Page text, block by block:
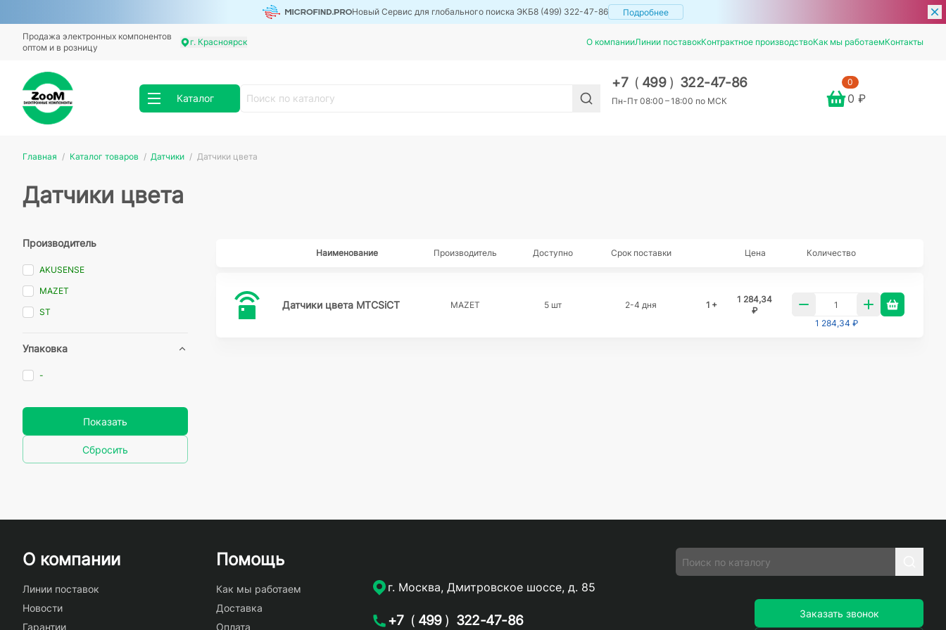
Новый Сервис для глобального поиска ЭКБ8 (499) 322-47-86 Подробнее
Продажа электронных компонентов
оптом и в розницу
г. Красноярск О компанииЛинии поставокКонтрактное производствоКак мы работаемКонтакты
Каталог
+7 ( 499 ) 322-47-86
Пн-Пт 08:00 – 18:00 по МСК
0
0 ₽
Главная Каталог товаров Датчики Датчики цвета
Датчики цвета
Производитель
AKUSENSE
MAZET
ST
Упаковка
-
Показать
Сбросить
Наименование Производитель Доступно Срок поставки Цена Количество
Датчики цвета MTCSiCT MAZET 5 шт 2-4 дня 1 +
1 284,34
₽
1 284,34 ₽
О компании
Линии поставок
Новости
Гарантии
Помощь
Как мы работаем
Доставка
Оплата
г. Москва, Дмитровское шоссе, д. 85
+7 ( 499 ) 322-47-86 Заказать звонок